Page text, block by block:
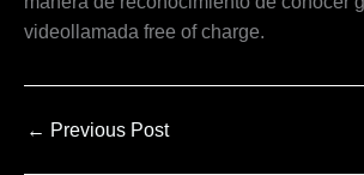
videollamada free of charge.
← Previous Post